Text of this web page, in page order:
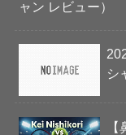
ャン レビュー）
シ